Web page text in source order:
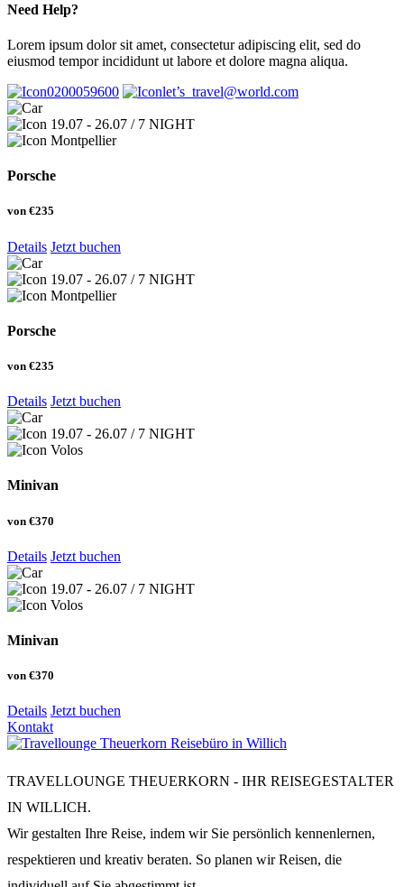
Need Help?
Lorem ipsum dolor sit amet, consectetur adipiscing elit, sed do
eiusmod tempor incididunt ut labore et dolore magna aliqua.
0200059600
let’s_travel@world.com
19.07 - 26.07 / 7 NIGHT
Montpellier
Porsche
von €235
Details Jetzt buchen
19.07 - 26.07 / 7 NIGHT
Montpellier
Porsche
von €235
Details Jetzt buchen
19.07 - 26.07 / 7 NIGHT
Volos
Minivan
von €370
Details Jetzt buchen
19.07 - 26.07 / 7 NIGHT
Volos
Minivan
von €370
Details Jetzt buchen
Kontakt
TRAVELLOUNGE THEUERKORN - IHR REISEGESTALTER
IN WILLICH.
Wir gestalten Ihre Reise, indem wir Sie persönlich kennenlernen,
respektieren und kreativ beraten. So planen wir Reisen, die